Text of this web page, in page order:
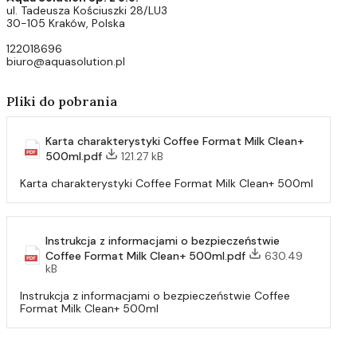
ul. Tadeusza Kościuszki 28/LU3
30-105 Kraków, Polska
122018696
biuro@aquasolution.pl
Pliki do pobrania
Karta charakterystyki Coffee Format Milk Clean+
500ml.pdf
121.27 kB
Karta charakterystyki Coffee Format Milk Clean+ 500ml
Instrukcja z informacjami o bezpieczeństwie
Coffee Format Milk Clean+ 500ml.pdf
630.49
kB
Instrukcja z informacjami o bezpieczeństwie Coffee
Format Milk Clean+ 500ml